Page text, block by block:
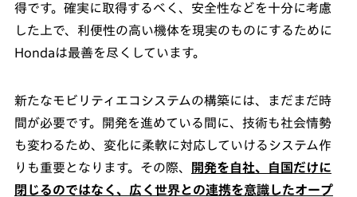
得です。確実に取得するべく、安全性などを十分に考慮
した上で、利便性の高い機体を現実のものにするために
Hondaは最善を尽くしています。
新たなモビリティエコシステムの構築には、まだまだ時
間が必要です。開発を進めている間に、技術も社会情勢
も変わるため、変化に柔軟に対応していけるシステム作
りも重要となります。その際、
開発を自社、自国だけに
閉じるのではなく、広く世界との連携を意識したオープ